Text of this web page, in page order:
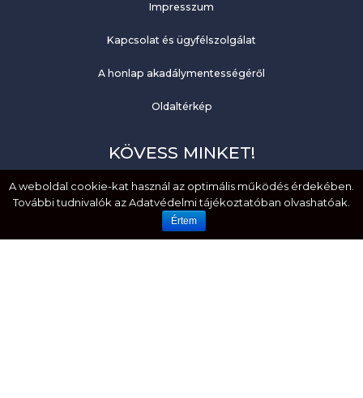
Impresszum
Kapcsolat és ügyfélszolgálat
A honlap akadálymentességéről
Oldaltérkép
KÖVESS MINKET!
Facebook
YouTube
A weboldal cookie-kat használ az optimális működés érdekében.
További tudnivalók az Adatvédelmi tájékoztatóban olvashatóak.
Értem